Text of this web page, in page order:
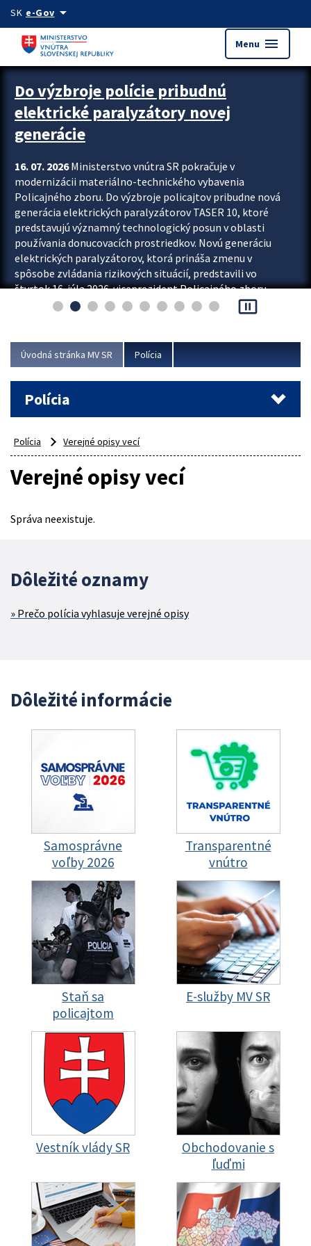
Preskocit na hlavný obsah
SK e-Govarrow_drop_down
Menu menu
Zastavit automatický posun upútavok
Do výzbroje polície pribudnú
elektrické paralyzátory novej
generácie
16. 07. 2026Ministerstvo vnútra SR pokračuje v
modernizácii materiálno-technického vybavenia
Policajného zboru. Do výzbroje policajtov pribudne nová
generácia elektrických paralyzátorov TASER 10, ktoré
predstavujú významný technologický posun v oblasti
používania donucovacích prostriedkov. Novú generáciu
elektrických paralyzátorov, ktorá prináša zmenu v
spôsobe zvládania rizikových situácií, predstavili vo
štvrtok 16. júla 2026 viceprezident Policajného zboru
Rastislav Polakovič a riaditeľ odboru výcviku...
pause_presentation
Úvodná stránka MV SR Polícia
Polícia
Polícia Verejné opisy vecí
Verejné opisy vecí
Správa neexistuje.
Dôležité oznamy
Prečo polícia vyhlasuje verejné opisy
Dôležité informácie
Samosprávne
voľby 2026
Transparentné
vnútro
Staň sa
policajtom
E-služby MV SR
Vestník vlády SR
Obchodovanie s
ľuďmi